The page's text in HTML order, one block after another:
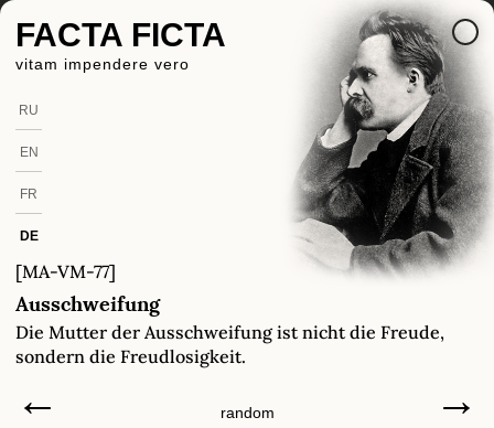
FACTA FICTA
vitam impendere vero
RU
EN
FR
DE
[MA-VM-77]
Ausschweifung
Die Mutter der Ausschweifung ist nicht die Freude,
sondern die Freudlosigkeit.
← random →